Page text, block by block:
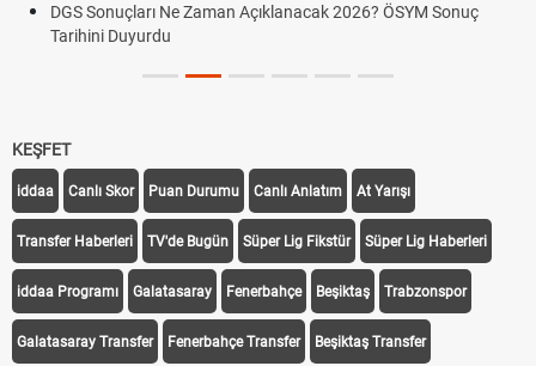
DGS Sonuçları Ne Zaman Açıklanacak 2026? ÖSYM Sonuç
Tarihini Duyurdu
KEŞFET
iddaa Canlı Skor Puan Durumu Canlı Anlatım At Yarışı
Transfer Haberleri TV'de Bugün Süper Lig Fikstür Süper Lig Haberleri
iddaa Programı Galatasaray Fenerbahçe Beşiktaş Trabzonspor
Galatasaray Transfer Fenerbahçe Transfer Beşiktaş Transfer